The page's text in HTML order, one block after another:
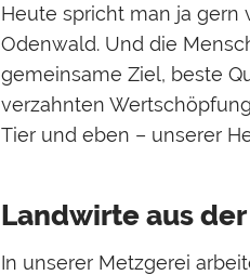
Heute spricht man ja gern
Odenwald. Und die
gemeinsame Ziel, beste
verzahnten
Tier und eben – unserer
Landwirte aus
In unserer Metzgerei